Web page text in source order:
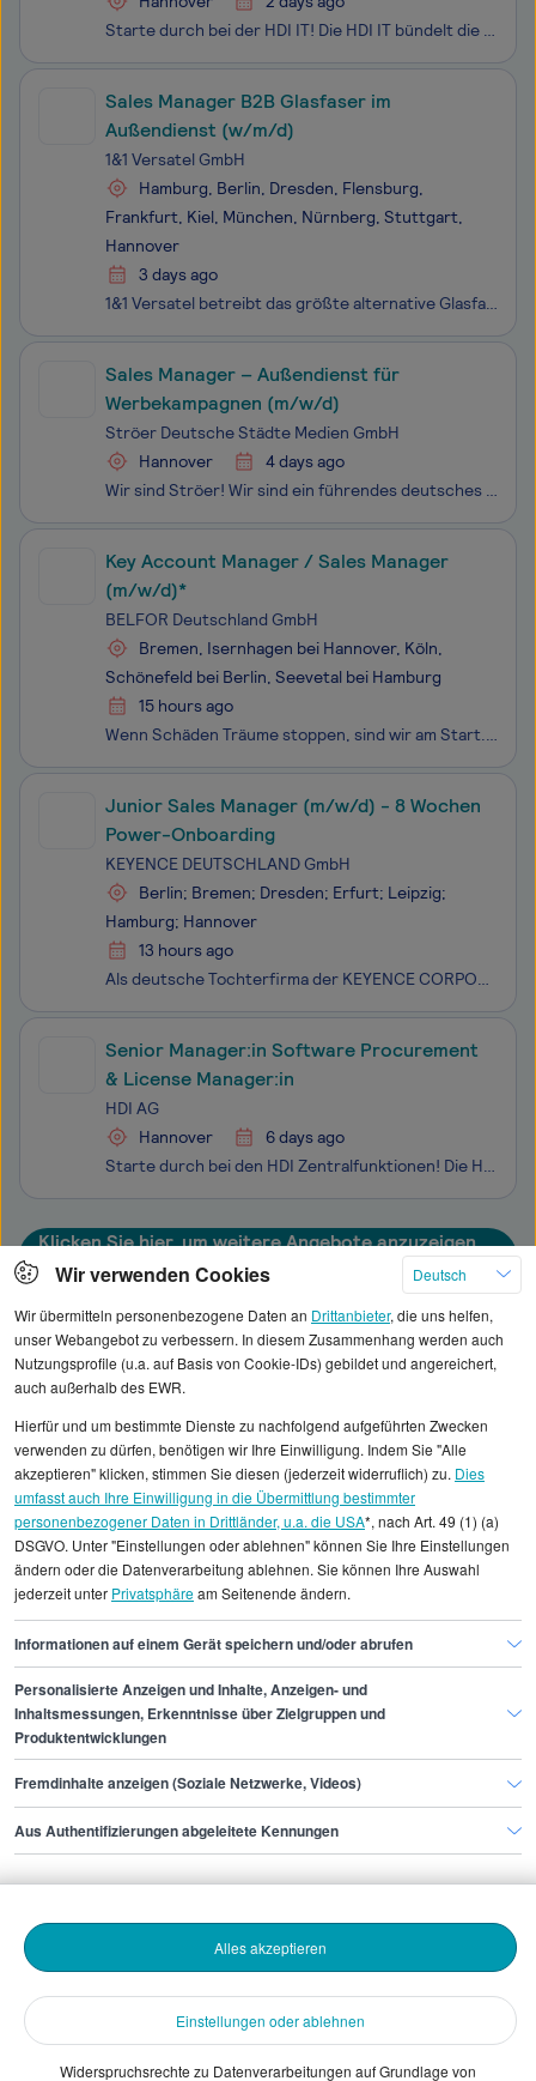
Starte durch bei der HDI IT! Die HDI IT bündelt die IT in der HDI Group in zentraler Funktion. Wir gestalten inno­vative IT-Lösungen und treiben die digi­tale Trans­formation des Konzerns voran. Von der Entwicklung moderner Software­lösungen bis zum Betrieb komplexer IT-Infra­strukturen bieten wir e
Sales Manager B2B Glasfaser im
Außendienst (w/m/d)
1&1 Versatel GmbH
Hamburg, Berlin, Dresden, Flensburg,
Frankfurt, Kiel, München, Nürnberg, Stuttgart,
Hannover
3 days ago
1&1 Versatel betreibt das größte alternative Glasfasernetz Deutschlands und forciert als Treiber der Gigabit-Gesellschaft den kontinuierlichen Ausbau des Glasfasernetzes. Als B2B Spezialist der 1&1 Firmengruppe betreuen wir rund 50.000 Geschäftskunden. Werde Teil von etwas Großem!
Sales Manager – Außendienst für
Werbekampagnen (m/w/d)
Ströer Deutsche Städte Medien GmbH
Hannover
4 days ago
Wir sind Ströer! Wir sind ein führendes deutsches Medienhaus und setzen auf die Stärken des Out of Home-Geschäfts unterstützt durch die flankierenden Geschäftsfelder Digital & Dialog Media und DaaS & E-Commerce. Mit unserer „OOH plus“ Strategie machen wir mehr aus jedem Kommunikationskonzept
Key Account Manager / Sales Manager
(m/w/d)*
BELFOR Deutschland GmbH
Bremen, Isernhagen bei Hannover, Köln,
Schönefeld bei Berlin, Seevetal bei Hamburg
15 hours ago
Wenn Schäden Träume stoppen, sind wir am Start. Wenn Brände Türen schließen, drehen wir auf. Und wenn Bänder stillstehen, setzen wir alle Hebel in Bewegung. Wir sind der weltgrößte Schadensanierer mit über 1.200 Mitarbeitenden allein in Deutschland. Wir sind bereit für alles, was kommt. Bist du bere
Junior Sales Manager (m/w/d) - 8 Wochen
Power-Onboarding
KEYENCE DEUTSCHLAND GmbH
Berlin; Bremen; Dresden; Erfurt; Leipzig;
Hamburg; Hannover
13 hours ago
Als deutsche Tochterfirma der KEYENCE CORPORATION, einem der „World’s Most Innovative Companies“ (Forbes), bieten wir innovative Produkte im Bereich Industrie 4.0 und Digitalisierung wie Mikroskop-Systeme, industrielle Mess- und Automatisierungstechnik sowie 3D-Drucker an.Junior Consultant Engineer
Senior Manager:in Software Procurement
& License Manager:in
HDI AG
Hannover
6 days ago
Starte durch bei den HDI Zentralfunktionen! Die HDI Zentral­funktionen decken die organi­sa­torischen Bereiche des Business ab. Dazu gehören unter anderem die Funktionen Per­so­nal, Innere Dienste, Ein­kauf, Rechnungs­wesen und In- / Exkasso. Wir bieten Dir die Mög­lich­keit, immer wieder neue Wege
Klicken Sie hier, um weitere Angebote anzuzeigen
Alle angezeigten Gehaltsdaten beruhen auf
Durchschnittswerte und die Angaben können nicht
einzelnen Stellenangeboten zugeordnet werden.
Gehaltsinformationen
Marketing
E-Commerce Manager/in
E-Commerce Manager/in Hannover
Finde den Job,
der zu dir passt.
Bewerbende
Wir verwenden Cookies
Deutsch
Wir übermitteln personenbezogene Daten an Drittanbieter, die uns helfen,
unser Webangebot zu verbessern. In diesem Zusammenhang werden auch
Nutzungsprofile (u.a. auf Basis von Cookie-IDs) gebildet und angereichert,
auch außerhalb des EWR.
Hierfür und um bestimmte Dienste zu nachfolgend aufgeführten Zwecken
verwenden zu dürfen, benötigen wir Ihre Einwilligung. Indem Sie "Alle
akzeptieren" klicken, stimmen Sie diesen (jederzeit widerruflich) zu. Dies
umfasst auch Ihre Einwilligung in die Übermittlung bestimmter
personenbezogener Daten in Drittländer, u.a. die USA*, nach Art. 49 (1) (a)
DSGVO. Unter "Einstellungen oder ablehnen" können Sie Ihre Einstellungen
ändern oder die Datenverarbeitung ablehnen. Sie können Ihre Auswahl
jederzeit unter Privatsphäream Seitenende ändern.
Informationen auf einem Gerät speichern und/oder abrufen
Personalisierte Anzeigen und Inhalte, Anzeigen- und
Inhaltsmessungen, Erkenntnisse über Zielgruppen und
Produktentwicklungen
Fremdinhalte anzeigen (Soziale Netzwerke, Videos)
Aus Authentifizierungen abgeleitete Kennungen
Einstellungen oder ablehnen
Alles akzeptieren
Widerspruchsrechte zu Datenverarbeitungen auf Grundlage von